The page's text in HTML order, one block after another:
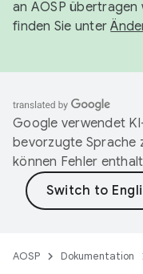
an AOSP
finden Sie unter
Google verwendet
bevorzugte Sprache
können Fehler
AOSP Dokumentation